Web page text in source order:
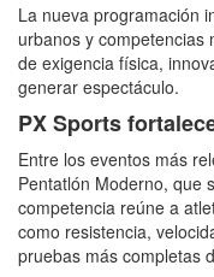
La nueva programación
urbanos y competencias
de exigencia física,
generar espectáculo.
PX Sports
Entre los eventos más
Pentatlón Moderno, que
competencia reúne a
como resistencia,
pruebas más completas